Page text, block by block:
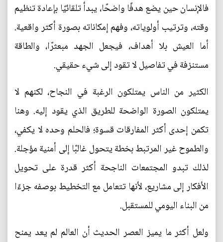
فالإنسان حين يضع هدفًا واضحًا، يبدأ تلقائيًا بإعادة تنظيم
وقته، وترتيب أولوياته، وفهم إمكاناته بصورة أكثر واقعية.
أما العيش بلا أهداف، فيجعل الجهد مبعثرًا، والطاقة
مستنزفة في تفاصيل لا تقود إلى شيء حقيقي.
الكثير من الناس يمتلكون الرغبة في النجاح، لكنهم لا
يمتلكون الصورة الواضحة للطريق الذي يقود إليه. وهنا
تكمن إحدى أكثر المفارقات قسوة؛ فالحلم وحده لا يكفي،
والطموح غير المرتبط بخطة يتحول غالبًا إلى أمنية مؤجلة.
لذلك تبدو المجتمعات الناجحة أكثر قدرة على تحويل
الأفكار إلى مشاريع، لأنها تتعامل مع التخطيط بوصفه جزءًا
من البناء اليومي للمستقبل.
ولعل أكثر ما يميز العصر الحديث أن العالم لم يعد يمنح